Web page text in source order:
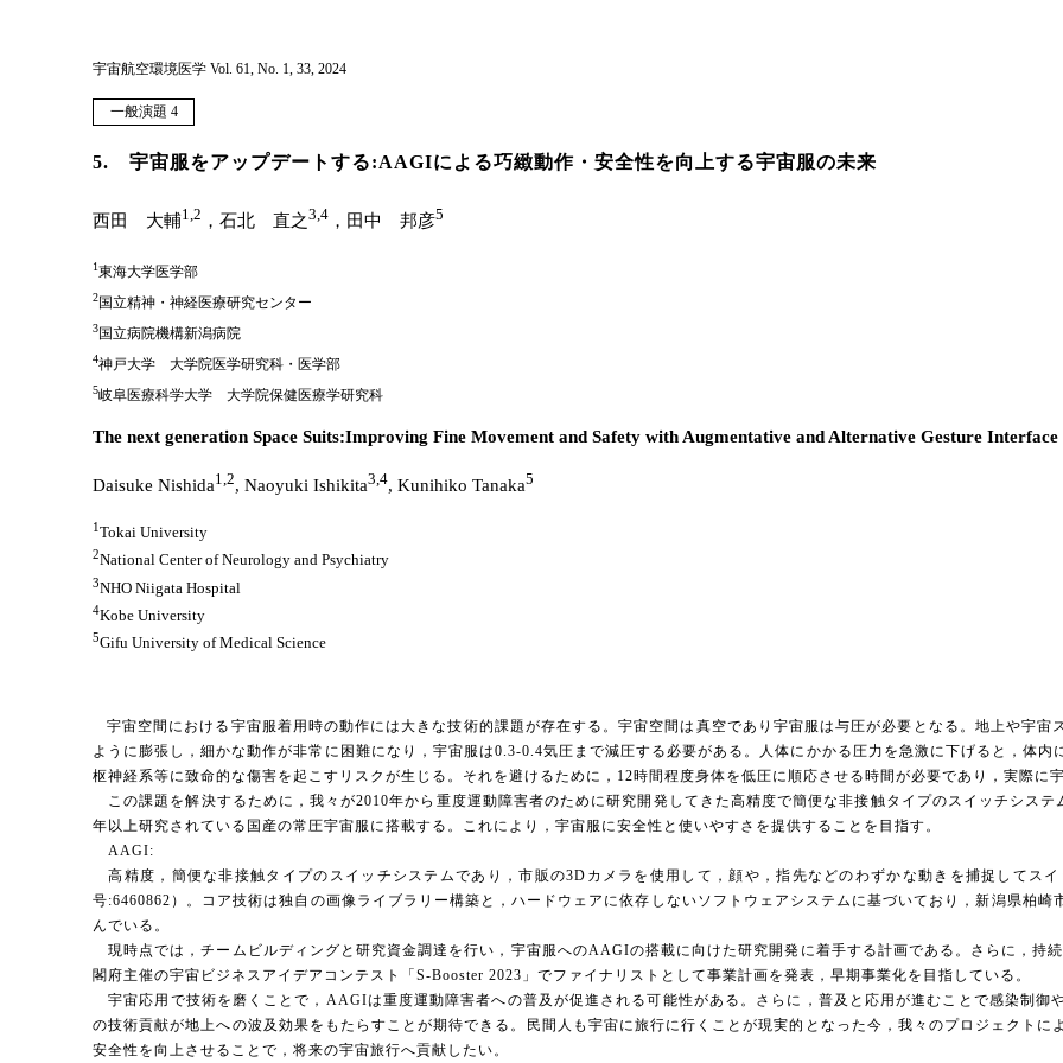
宇宙航空環境医学 Vol. 61, No. 1, 33, 2024
一般演題 4
5. 宇宙服をアップデートする:AAGIによる巧緻動作・安全性を向上する宇宙服の未来
西田 大輔1,2 ，石北 直之3,4 ，田中 邦彦5
1東海大学医学部
2国立精神・神経医療研究センター
3国立病院機構新潟病院
4神戸大学 大学院医学研究科・医学部
5岐阜医療科学大学 大学院保健医療学研究科
The next generation Space Suits:Improving Fine Movement and Safety with Augmentative and Alternative Gesture Interface
Daisuke Nishida1,2, Naoyuki Ishikita3,4, Kunihiko Tanaka5
1Tokai University
2National Center of Neurology and Psychiatry
3NHO Niigata Hospital
4Kobe University
5Gifu University of Medical Science
宇宙空間における宇宙服着用時の動作には大きな技術的課題が存在する。宇宙空間は真空であり宇宙服は与圧が必要となる。地上や宇
ように膨張し，細かな動作が非常に困難になり，宇宙服は0.3-0.4気圧まで減圧する必要がある。人体にかかる圧力を急激に下げると，体
枢神経系等に致命的な傷害を起こすリスクが生じる。それを避けるために，12時間程度身体を低圧に順応させる時間が必要であり，実際に
この課題を解決するために，我々が2010年から重度運動障害者のために研究開発してきた高精度で簡便な非接触タイプのスイッチシス
年以上研究されている国産の常圧宇宙服に搭載する。これにより，宇宙服に安全性と使いやすさを提供することを目指す。
AAGI:
高精度，簡便な非接触タイプのスイッチシステムであり，市販の3Dカメラを使用して，顔や，指先などのわずかな動きを捕捉してス
号:6460862）。コア技術は独自の画像ライブラリー構築と，ハードウェアに依存しないソフトウェアシステムに基づいており，新潟県柏
んでいる。
現時点では，チームビルディングと研究資金調達を行い，宇宙服へのAAGIの搭載に向けた研究開発に着手する計画である。さらに，持
閣府主催の宇宙ビジネスアイデアコンテスト「S-Booster 2023」でファイナリストとして事業計画を発表，早期事業化を目指している。
宇宙応用で技術を磨くことで，AAGIは重度運動障害者への普及が促進される可能性がある。さらに，普及と応用が進むことで感染制御
の技術貢献が地上への波及効果をもたらすことが期待できる。民間人も宇宙に旅行に行くことが現実的となった今，我々のプロジェクト
安全性を向上させることで，将来の宇宙旅行へ貢献したい。